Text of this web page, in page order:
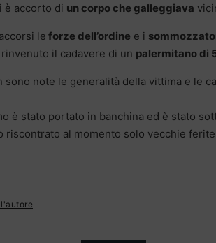
è accorto di un corpo che galleggiava
le forze dell’ordine e i
il cadavere di un palermitano di
sono note le generalità della vittima e le
è stato portato in banchina ed è stato
riscontrato al momento solo vecchie